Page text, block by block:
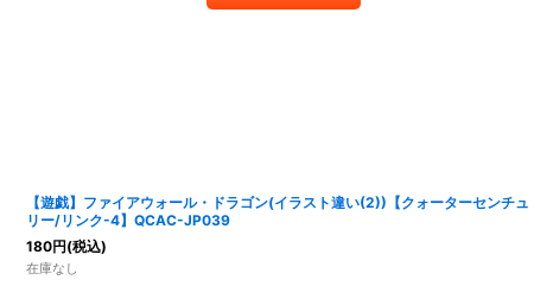
【遊戯】ファイアウォール・ドラゴン(イラスト違い(2))【クォーターセンチュ
リー/リンク-4】QCAC-JP039
180円(税込)
在庫なし